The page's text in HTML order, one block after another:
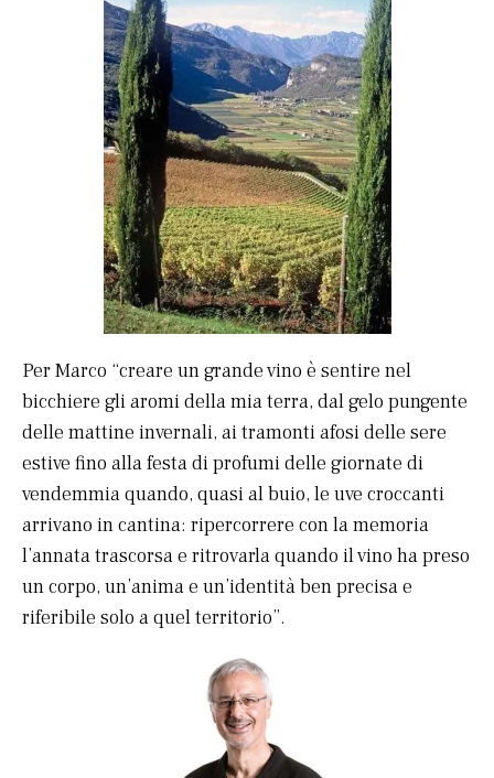
Per Marco “creare un grande vino è sentire nel
bicchiere gli aromi della mia terra, dal gelo pungente
delle mattine invernali, ai tramonti afosi delle sere
estive fino alla festa di profumi delle giornate di
vendemmia quando, quasi al buio, le uve croccanti
arrivano in cantina: ripercorrere con la memoria
l’annata trascorsa e ritrovarla quando il vino ha preso
un corpo, un’anima e un’identità ben precisa e
riferibile solo a quel territorio”.